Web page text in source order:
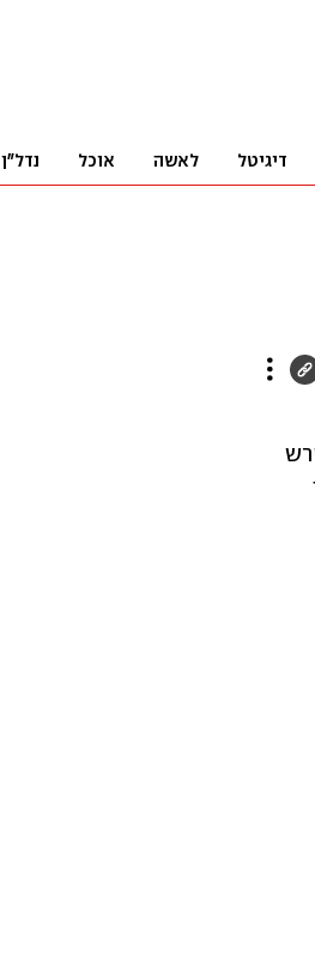
דיגיטל לאשה אוכל נדל"ן